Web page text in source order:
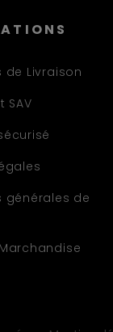
Livraison
SAV
générales de